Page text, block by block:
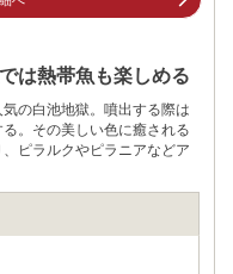
。正しい金額はご利用前にご
は熱帯魚も楽しめる
の白池地獄。噴出する際は
。その美しい色に癒される
ピラルクやピラニアなどア